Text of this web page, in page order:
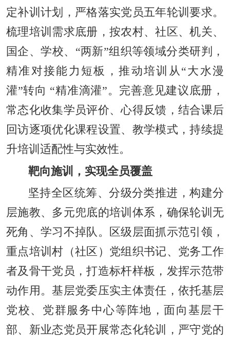
定补训计划，严格落实党员五年轮训要求。
梳理培训需求底册，按农村、社区、机关、
国企、学校、“两新”组织等领域分类研判，
精准对接能力短板，推动培训从“大水漫
灌”转向 “精准滴灌”。完善意见建议底册，
常态化收集学员评价、心得反馈，结合课后
回访逐项优化课程设置、教学模式，持续提
升培训适配性与实效性。
靶向施训，实现全员覆盖
坚持全区统筹、分级分类推进，构建分
层施教、多元兜底的培训体系，确保轮训无
死角、学习不掉队。区级层面抓示范引领，
重点培训村（社区）党组织书记、党务工作
者及骨干党员，打造标杆样板，发挥示范带
动作用。基层党委压实主体责任，依托基层
党校、党群服务中心等阵地，面向基层干
部、新业态党员开展常态化轮训，严守党的